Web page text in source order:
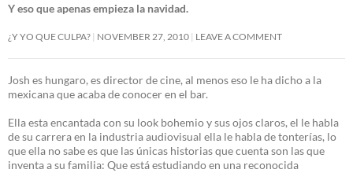
Y eso que apenas empieza la navidad.
¿Y YO QUE CULPA? NOVEMBER 27, 2010 LEAVE A COMMENT
Josh es hungaro, es director de cine, al menos eso le ha dicho a la
mexicana que acaba de conocer en el bar.
Ella esta encantada con su look bohemio y sus ojos claros, el le habla
de su carrera en la industria audiovisual ella le habla de tonterías, lo
que ella no sabe es que las únicas historias que cuenta son las que
inventa a su familia: Que está estudiando en una reconocida